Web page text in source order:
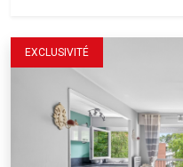
EXCLUSIVITÉ